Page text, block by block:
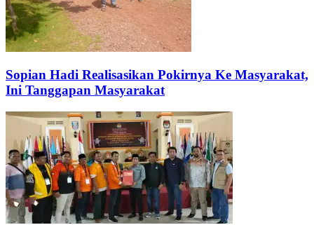
Sopian Hadi Realisasikan Pokirnya Ke Masyarakat,
Ini Tanggapan Masyarakat